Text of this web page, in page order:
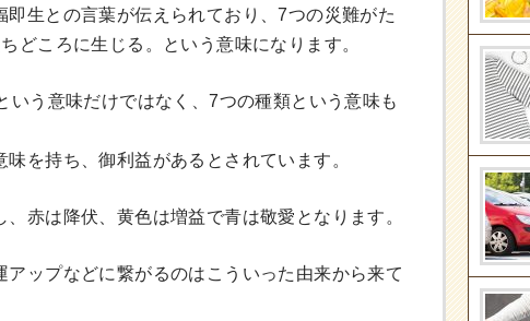
即生との言葉が伝えられており、7つの災難がた
どころに生じる。という意味になります。
いう意味だけではなく、7つの種類という意味も
を持ち、御利益があるとされています。
赤は降伏、黄色は増益で青は敬愛となります。
ップなどに繋がるのはこういった由来から来て